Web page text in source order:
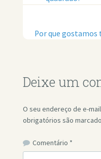
Por que gostamos
Deixe um
O seu endereço de e-
obrigatórios são
Comentário *